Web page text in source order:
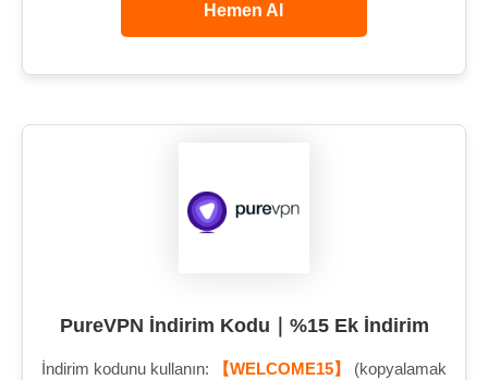
Hemen Al
PureVPN İndirim Kodu｜%15 Ek İndirim
İndirim kodunu kullanın: 【WELCOME15】
(kopyalamak